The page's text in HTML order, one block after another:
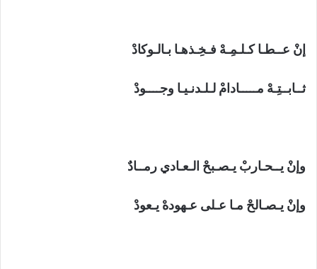
إنْ عــطـا كـلـمِـهْ فـخِـذهـا بـالـوكادْ
ثــابــتِـهْ مـــــادامْ لـلـدنـيـا وجــــودْ
وإنْ يــحـاربْ يـصـبحْ الـعـادي رمــادٌ
وإنْ يـصـالحْ مـا عـلى عـهودهْ يـعودْ